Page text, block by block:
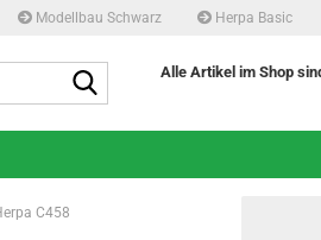
Modellbau Schwarz Herpa Basic
Alle Artikel im Shop
C458